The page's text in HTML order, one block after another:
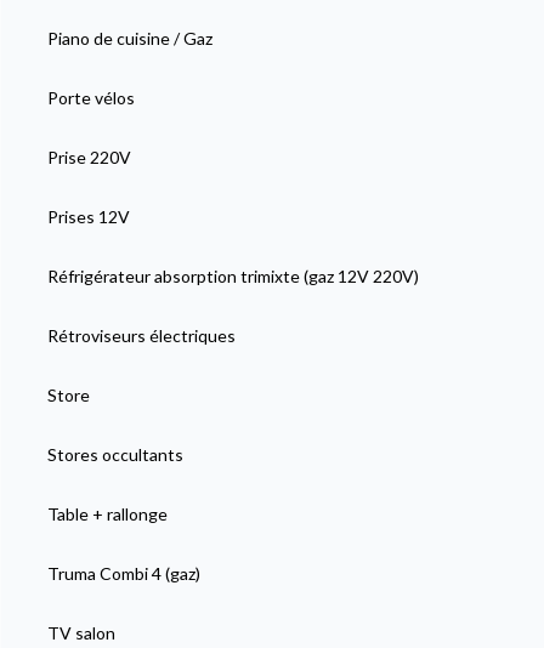
Piano de cuisine / Gaz
Porte vélos
Prise 220V
Prises 12V
Réfrigérateur absorption trimixte (gaz 12V 220V)
Rétroviseurs électriques
Store
Stores occultants
Table + rallonge
Truma Combi 4 (gaz)
TV salon